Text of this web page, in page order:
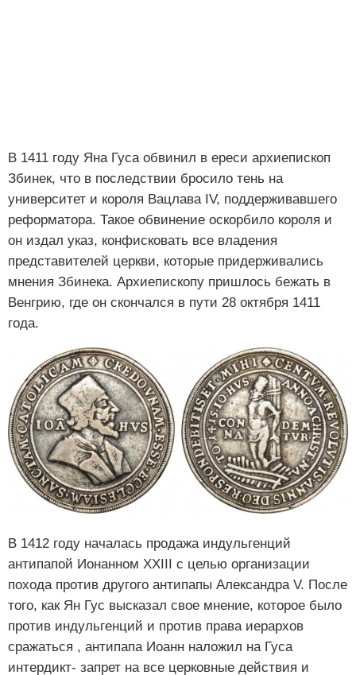
В 1411 году Яна Гуса обвинил в ереси архиепископ
Збинек, что в последствии бросило тень на
университет и короля Вацлава IV, поддерживавшего
реформатора. Такое обвинение оскорбило короля и
он издал указ, конфисковать все владения
представителей церкви, которые придерживались
мнения Збинека. Архиепископу пришлось бежать в
Венгрию, где он скончался в пути 28 октября 1411
года.
В 1412 году началась продажа индульгенций
антипапой Ионанном XXIII с целью организации
похода против другого антипапы Александра V. После
того, как Ян Гус высказал свое мнение, которое было
против индульгенций и против права иерархов
сражаться , антипапа Иоанн наложил на Гуса
интердикт- запрет на все церковные действия и